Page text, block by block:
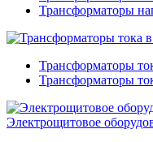
Трансформаторы
Трансформаторы
Трансформаторы
Электрощитовое